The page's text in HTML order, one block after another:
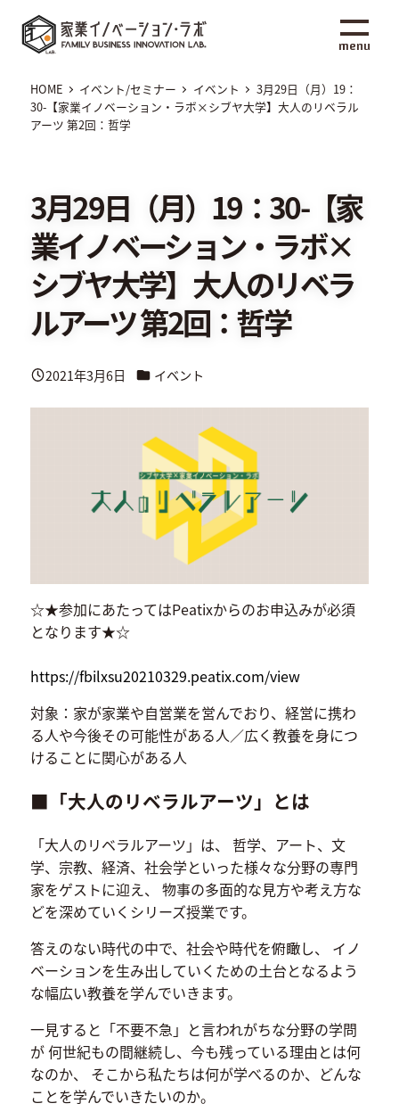
家業イノベーション・ラボ
menu
HOME イベント/セミナー イベント
3月29日（月）19：
30-【家業イノベーション・ラボ×シブヤ大学】大人のリベラル
アーツ 第2回：哲学
3月29日（月）19：30-【家
業イノベーション・ラボ×
シブヤ大学】大人のリベラ
ルアーツ 第2回：哲学
投稿日
2021年3月6日 カテゴリー
イベント
☆★参加にあたってはPeatixからのお申込みが必須
となります★☆
https://fbilxsu20210329.peatix.com/view
対象：家が家業や自営業を営んでおり、経営に携わ
る人や今後その可能性がある人／広く教養を身につ
けることに関心がある人
■「大人のリベラルアーツ」とは
「大人のリベラルアーツ」は、 哲学、アート、文
学、宗教、経済、社会学といった様々な分野の専門
家をゲストに迎え、 物事の多面的な見方や考え方な
どを深めていくシリーズ授業です。
答えのない時代の中で、社会や時代を俯瞰し、 イノ
ベーションを生み出していくための土台となるよう
な幅広い教養を学んでいきます。
一見すると「不要不急」と言われがちな分野の学問
が 何世紀もの間継続し、今も残っている理由とは何
なのか、 そこから私たちは何が学べるのか、どんな
ことを学んでいきたいのか。